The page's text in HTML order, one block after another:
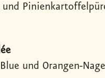
und
und Orangen-Nage